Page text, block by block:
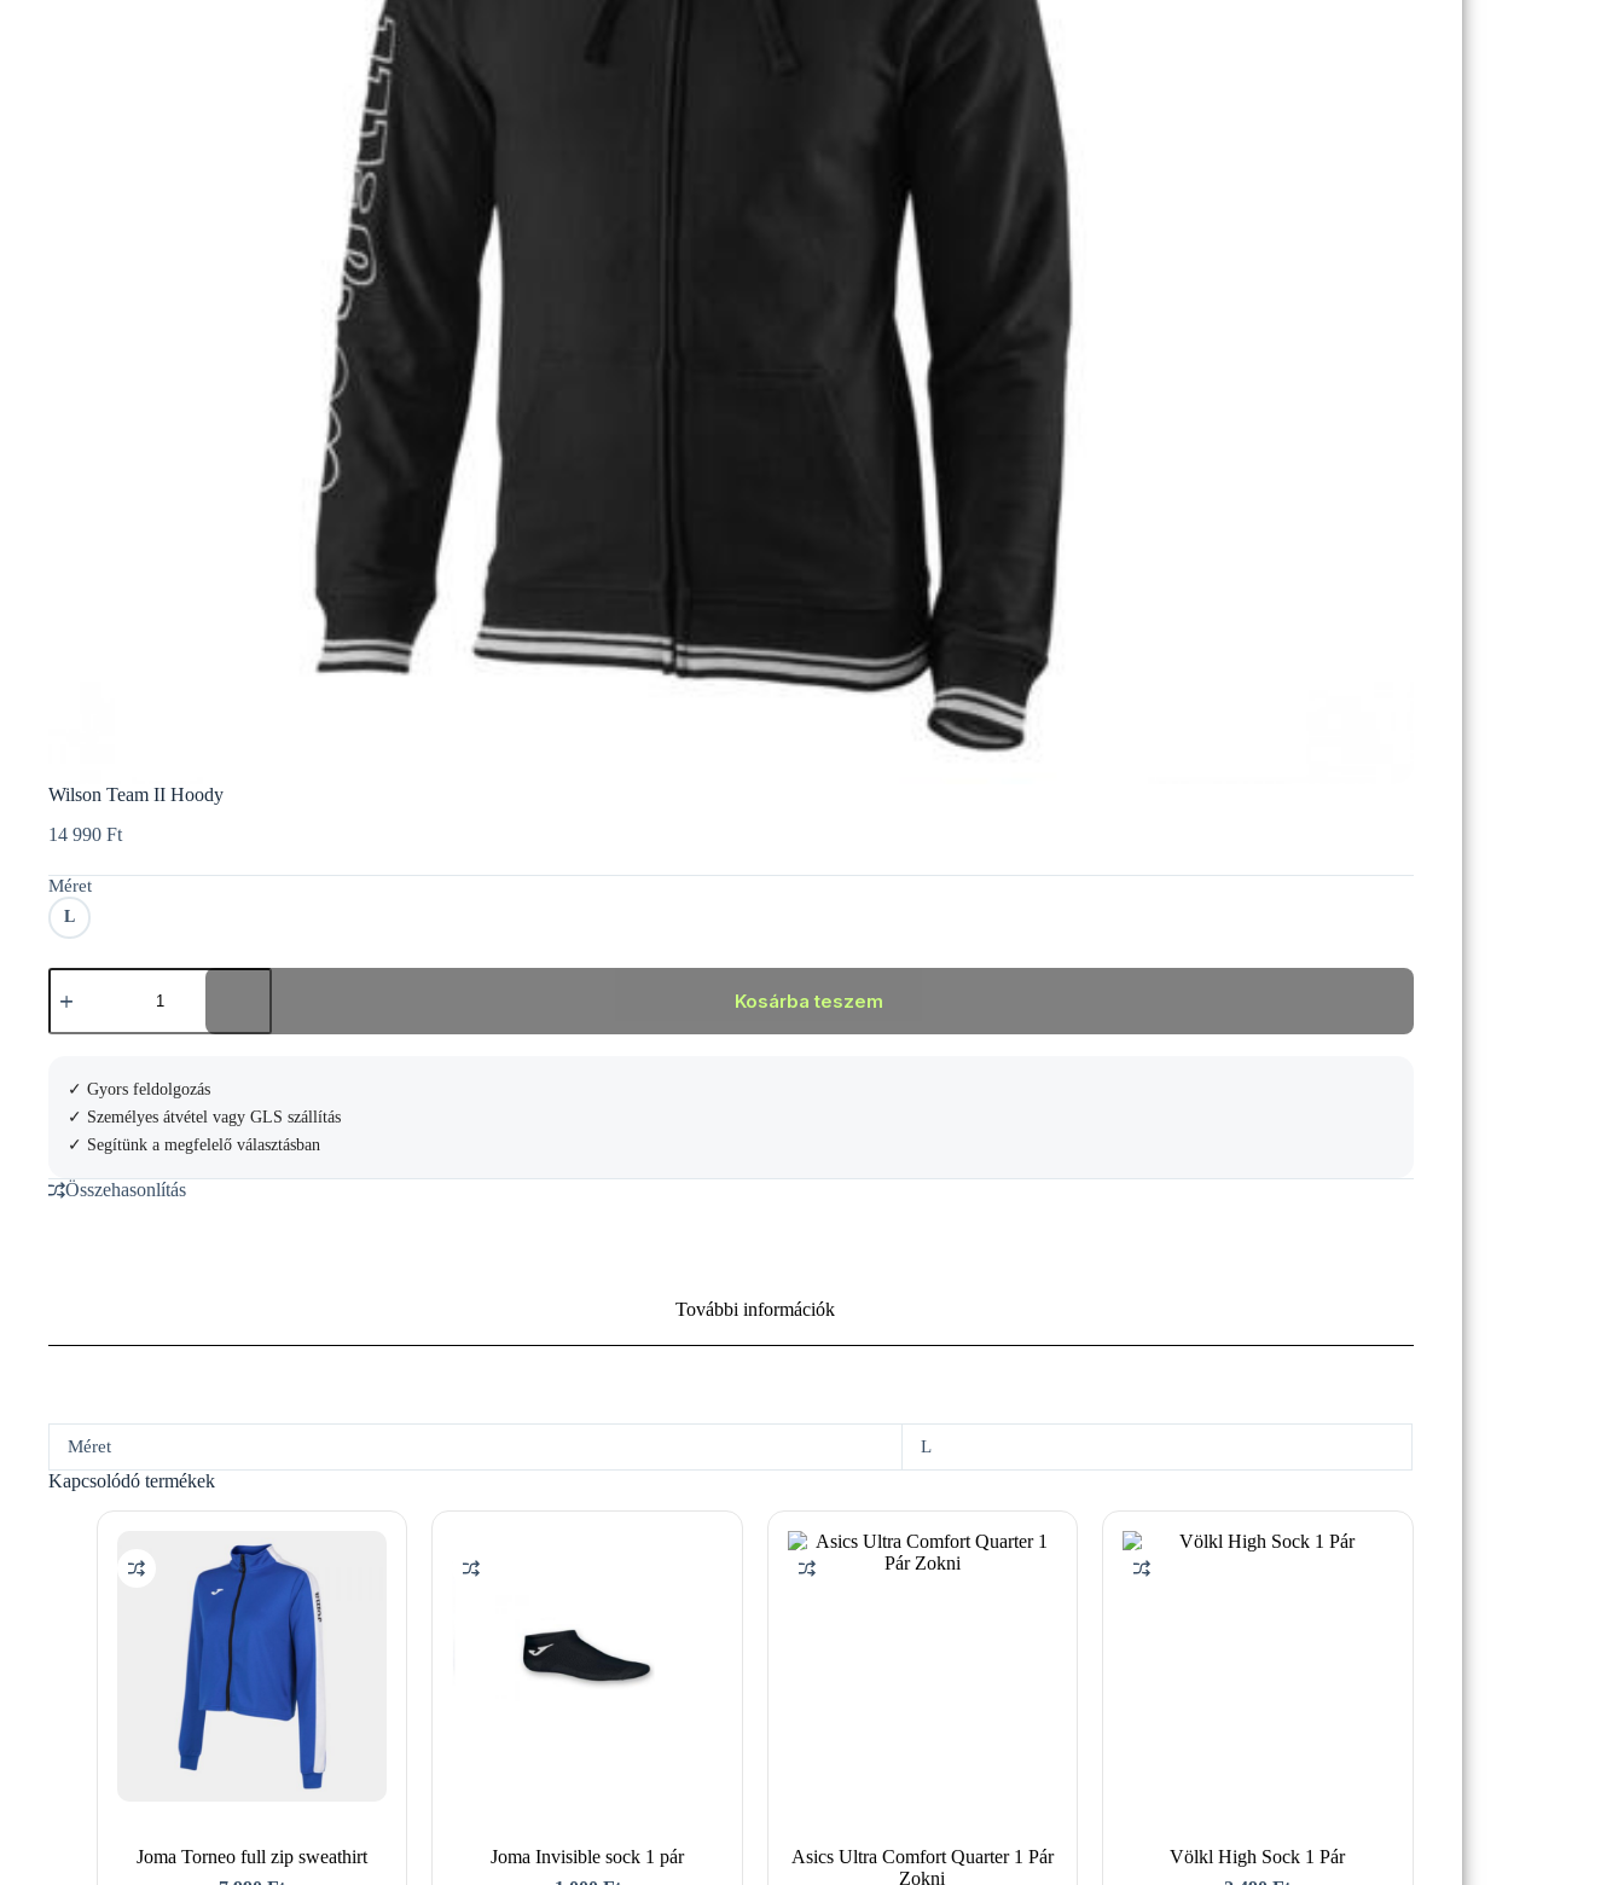
Wilson Team II Hoody
14 990 Ft
Méret
L
Wilson
Team
Hoody
Kosárba teszem
✓ Gyors feldolgozás
✓ Személyes átvétel vagy GLS szállítás
✓ Segítünk a megfelelő választásban
Összehasonlítás
További információk
Méret L
Kapcsolódó termékek
Joma Torneo full zip sweathirt
Joma Invisible sock 1 pár
Asics Ultra Comfort Quarter 1 Pár
Zokni
Völkl High Sock 1 Pár